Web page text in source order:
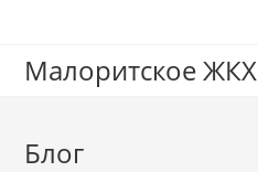
Малоритское ЖКХ
Блог